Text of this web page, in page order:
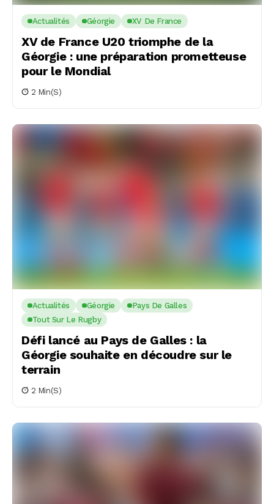
Actualités Géorgie XV De France
XV de France U20 triomphe de la
Géorgie : une préparation prometteuse
pour le Mondial
2 Min(s)
Actualités Géorgie
Pays De Galles
Tout Sur Le Rugby
Défi lancé au Pays de Galles : la
Géorgie souhaite en découdre sur le
terrain
2 Min(s)